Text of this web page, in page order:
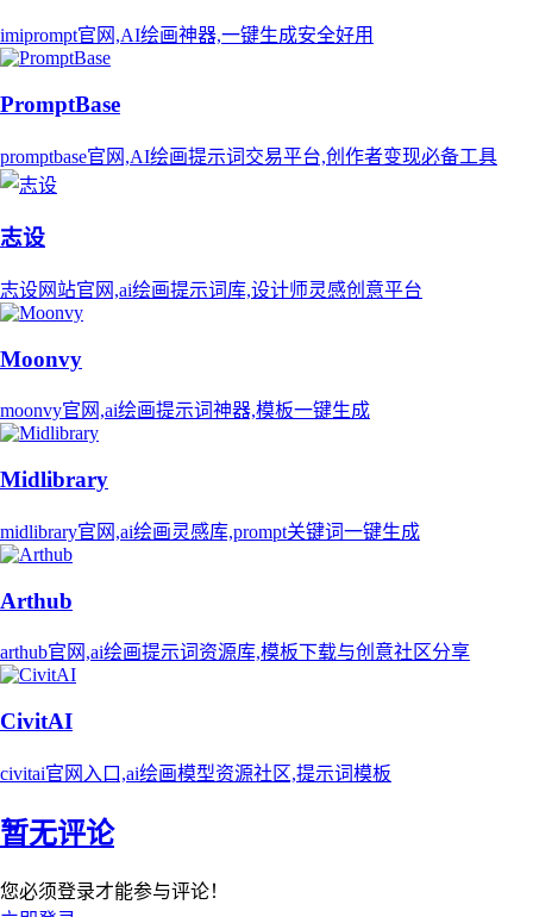
imiprompt官网,AI绘画神器,一键生成安全好用
PromptBase
promptbase官网,AI绘画提示词交易平台,创作者变现必备工具
志设
志设网站官网,ai绘画提示词库,设计师灵感创意平台
Moonvy
moonvy官网,ai绘画提示词神器,模板一键生成
Midlibrary
midlibrary官网,ai绘画灵感库,prompt关键词一键生成
Arthub
arthub官网,ai绘画提示词资源库,模板下载与创意社区分享
CivitAI
civitai官网入口,ai绘画模型资源社区,提示词模板
暂无评论
您必须登录才能参与评论！